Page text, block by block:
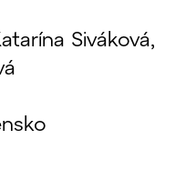
Siváková,